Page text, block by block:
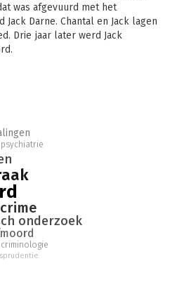
was afgevuurd met het
Darne. Chantal en Jack lagen
Drie jaar later werd Jack
de jury voldoende voor een
bewijs overeind in een precieze
scenario’s?
Of pleegde Chantal zelfmoord
onderzoek
psychiatrie
criminologie